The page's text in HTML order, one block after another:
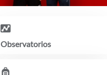
Observatorios